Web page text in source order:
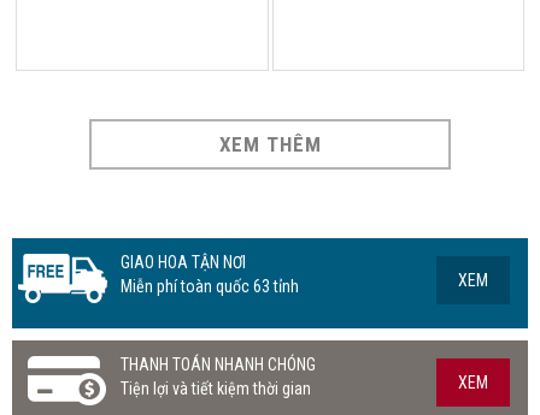
XEM THÊM
GIAO HOA TẬN NƠI
Miễn phí toàn quốc 63 tỉnh
XEM
THANH TOÁN NHANH CHÓNG
Tiện lợi và tiết kiệm thời gian
XEM